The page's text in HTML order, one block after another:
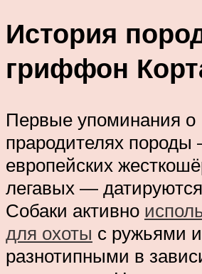
История
гриффон
Первые упоминания о
прародителях
европейских
легавых —
Собаки активно
для охоты с ружьями
разнотипными в